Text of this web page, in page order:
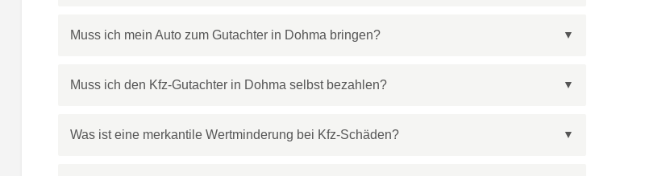
Muss ich mein Auto zum Gutachter in Dohma bringen?
Muss ich den Kfz-Gutachter in Dohma selbst bezahlen?
Was ist eine merkantile Wertminderung bei Kfz-Schäden?